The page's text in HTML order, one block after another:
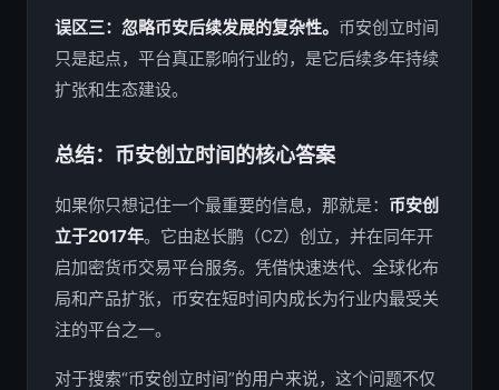
误区三：忽略币安后续发展的复杂性。 币安创立时间
只是起点，平台真正影响行业的，是它后续多年持续
扩张和生态建设。
总结：币安创立时间的核心答案
如果你只想记住一个最重要的信息，那就是： 币安创
立于2017年。它由赵长鹏（CZ）创立，并在同年开
启加密货币交易平台服务。凭借快速迭代、全球化布
局和产品扩张，币安在短时间内成长为行业内最受关
注的平台之一。
对于搜索“币安创立时间”的用户来说，这个问题不仅